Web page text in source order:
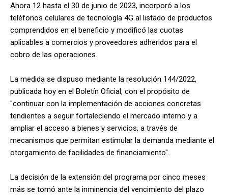
Ahora 12 hasta el 30 de junio de 2023, incorporó a los
teléfonos celulares de tecnología 4G al listado de productos
comprendidos en el beneficio y modificó las cuotas
aplicables a comercios y proveedores adheridos para el
cobro de las operaciones.
La medida se dispuso mediante la resolución 144/2022,
publicada hoy en el Boletín Oficial, con el propósito de
"continuar con la implementación de acciones concretas
tendientes a seguir fortaleciendo el mercado interno y a
ampliar el acceso a bienes y servicios, a través de
mecanismos que permitan estimular la demanda mediante el
otorgamiento de facilidades de financiamiento".
La decisión de la extensión del programa por cinco meses
más se tomó ante la inminencia del vencimiento del plazo